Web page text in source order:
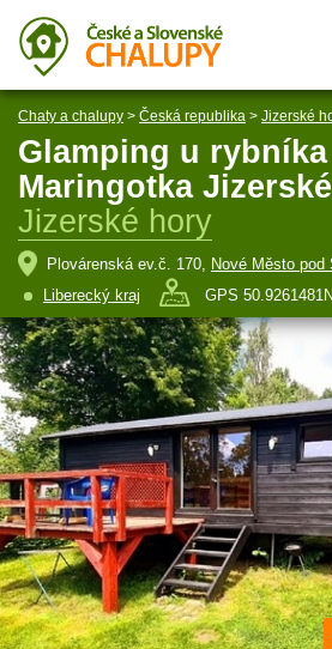
Chaty a chalupy > Česká republika > Jizerské
Glamping u rybníka
Maringotka
Jizerské hory
Plovárenská ev.č. 170, Nové Město pod
Liberecký kraj
GPS